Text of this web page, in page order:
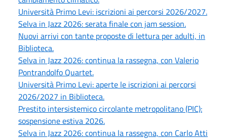
Università Primo Levi: iscrizioni ai percorsi 2026/2027.
Selva in Jazz 2026: serata finale con jam session.
Nuovi arrivi con tante proposte di lettura per adulti, in
Biblioteca.
Selva in Jazz 2026: continua la rassegna, con Valerio
Pontrandolfo Quartet.
Università Primo Levi: aperte le iscrizioni ai percorsi
2026/2027 in Biblioteca.
Prestito intersistemico circolante metropolitano (PIC):
sospensione estiva 2026.
Selva in Jazz 2026: continua la rassegna, con Carlo Atti